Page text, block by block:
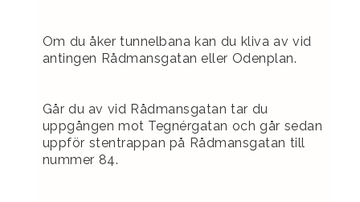
Om du åker tunnelbana kan du kliva av vid
antingen Rådmansgatan eller Odenplan.
Går du av vid Rådmansgatan tar du
uppgången mot Tegnérgatan och går sedan
uppför stentrappan på Rådmansgatan till
nummer 84.